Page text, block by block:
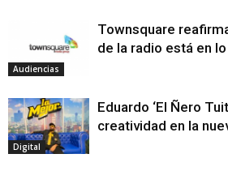
Audiencias
Townsquare
de la radio está en
Digital
Eduardo ‘El Ñero
creatividad en la